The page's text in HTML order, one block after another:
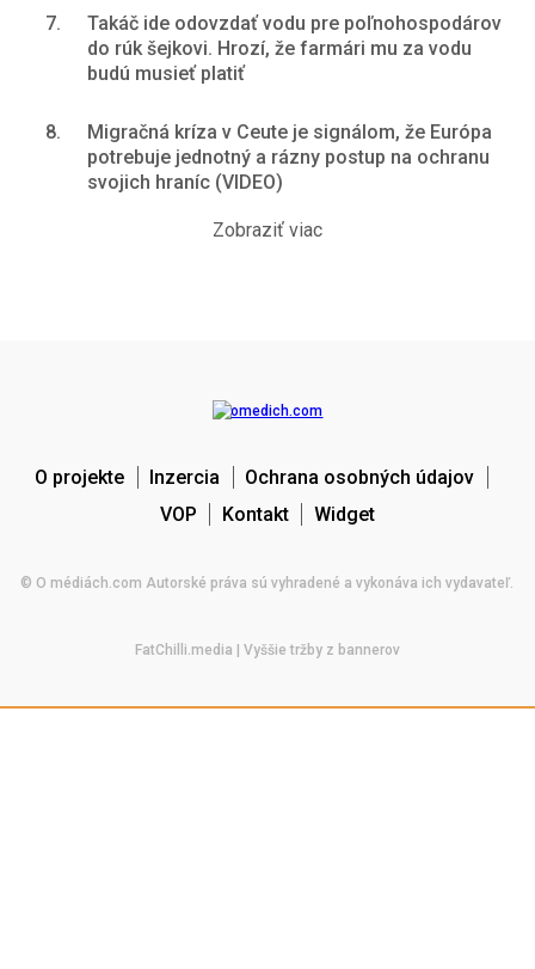
7.
Takáč ide odovzdať vodu pre poľnohospodárov
do rúk šejkovi. Hrozí, že farmári mu za vodu
budú musieť platiť
8.
Migračná kríza v Ceute je signálom, že Európa
potrebuje jednotný a rázny postup na ochranu
svojich hraníc (VIDEO)
Zobraziť viac
O projekte Inzercia
Ochrana osobných údajov
VOP
Kontakt Widget
© O médiách.com Autorské práva sú vyhradené a vykonáva ich vydavateľ.
FatChilli.media | Vyššie tržby z bannerov